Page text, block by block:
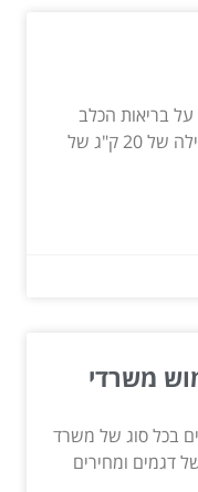
על בריאות הכלב
שלך ומאושר. אם אתם מחפשים חבילה של 20 ק"ג של
משרדי
בכל סוג של משרד
דגמים ומחירים